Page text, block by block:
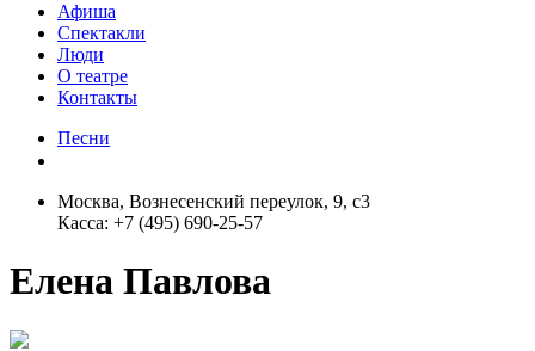
Афиша
Спектакли
Люди
О театре
Контакты
Песни
Москва, Вознесенский переулок, 9, с3
Касса: +7 (495) 690-25-57
Елена Павлова